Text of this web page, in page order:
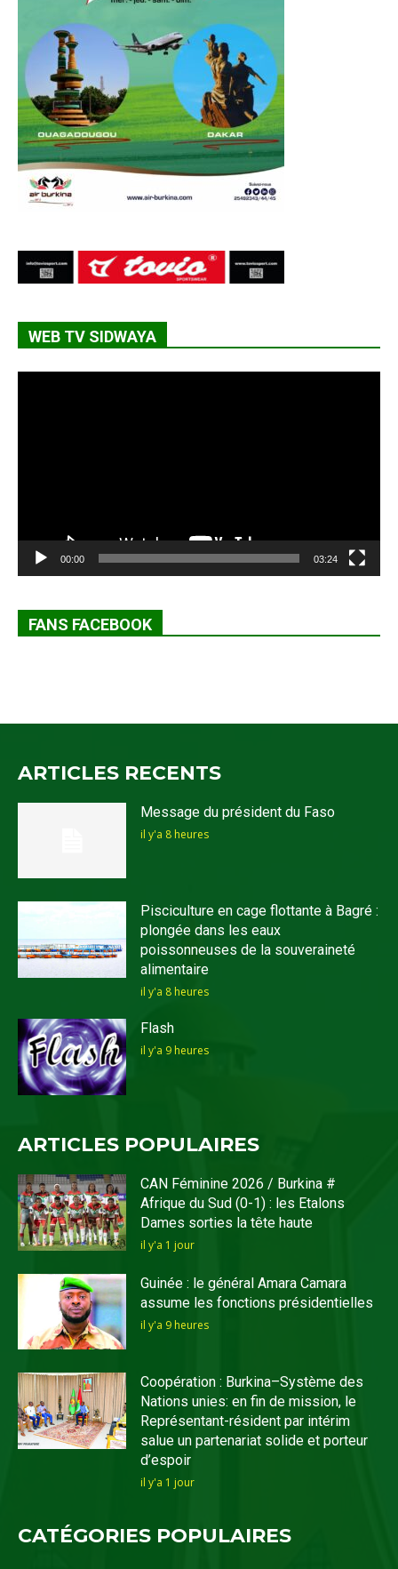
WEB TV SIDWAYA
00:00 03:24
FANS FACEBOOK
ARTICLES RECENTS
Message du président du Faso
il y'a 8 heures
Pisciculture en cage flottante à Bagré :
plongée dans les eaux
poissonneuses de la souveraineté
alimentaire
il y'a 8 heures
Flash
il y'a 9 heures
ARTICLES POPULAIRES
CAN Féminine 2026 / Burkina #
Afrique du Sud (0-1) : les Etalons
Dames sorties la tête haute
il y'a 1 jour
Guinée : le général Amara Camara
assume les fonctions présidentielles
il y'a 9 heures
Coopération : Burkina–Système des
Nations unies: en fin de mission, le
Représentant-résident par intérim
salue un partenariat solide et porteur
d’espoir
il y'a 1 jour
CATÉGORIES POPULAIRES